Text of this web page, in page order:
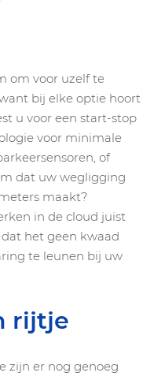
om voor uzelf te
bij elke optie hoort
u voor een start-stop
voor minimale
of
dat uw wegligging
maakt?
in de cloud juist
het geen kwaad
te leunen bij uw
rijtje
zijn er nog genoeg